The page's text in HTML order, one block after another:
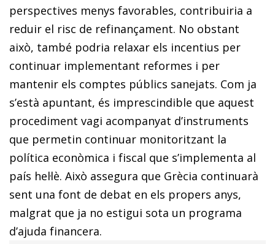
perspectives menys favorables, contribuiria a
reduir el risc de refinançament. No obstant
això, també podria relaxar els incentius per
con­­tinuar implementant reformes i per
mantenir els comptes públics sanejats. Com ja
s’està apuntant, és im­­prescindible que aquest
procediment vagi acompanyat d’instruments
que permetin continuar monitoritzant la
política econòmica i fiscal que s’implementa al
país hel·lè. Això assegura que Grècia continuarà
sent una font de debat en els propers anys,
malgrat que ja no estigui sota un programa
d’ajuda financera.